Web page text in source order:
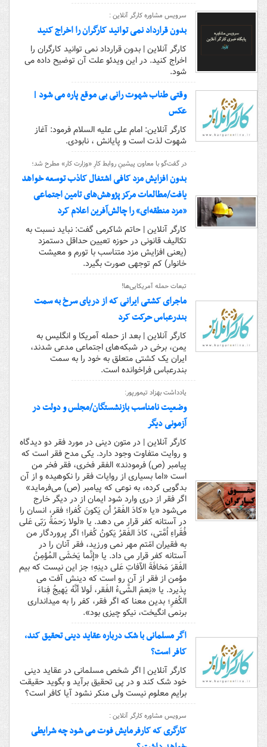
سرویس مشاوره کارگر آنلاین :
بدون قرارداد نمی توانید کارگران را اخراج کنید
کارگر آنلاین | بدون قرارداد نمی توانید کارگران را
اخراج کنید. در این ویدئو علت آن توضیح داده می
شود.
وقتی طناب شهوت رانی بی موقع پاره می شود |
عکس
کارگر آنلاین: امام علی علیه السلام فرمود: آغاز
شهوت لذت است و پایانش ، نابودی.
در گفت‌گو با معاون پیشینِ روابط کارِ «وزارت کار» مطرح شد؛
بدون افزایش مزد کافی اشتغال کاذب توسعه خواهد
یافت/مطالعات مرکز پژوهش‌های تامین اجتماعی
«مزد منطقه‌ای» را چالش‌آفرین اعلام کرد
کارگر آنلاین | حاتم شاکرمی گفت: نباید نسبت به
تکالیف قانونی در حوزه تعیین حداقل دستمزد
(یعنی افزایش مزد متناسب با تورم و معیشت
خانوار) کم توجهی صورت بگیرد.
تبعات حمله آمریکایی‌ها!
ماجرای کشتی ایرانی که از دریای سرخ به سمت
بندرعباس حرکت کرد
کارگر آنلاین | بعد از حمله آمریکا و انگلیس به
یمن، برخی در شبکه‌های اجتماعی مدعی شدند،
ایران یک کشتی متعلق به خود را به سمت
بندرعباس فراخوانده است.
یادداشت بهزاد تیمورپور:
وضعیت نامناسب بازنشستگان/مجلس و دولت در
آزمونی دیگر
کارگر آنلاین | در متون دینی در مورد فقر دو دیدگاه
و روایت متفاوت وجود دارد. یکی مدح فقر است که
پیامبر (ص) فرمودند» الفقر فخری، فقر فخر من
است «اما بسیاری از روایات فقر را نکوهیده و از آن
بدگویی کرده، به نوعی که پیامبر (ص) می‌فرماید»
اگر فقر از دری وارد شود ایمان از در دیگر خارج
می‌شود «یا «کادَ الفَقرُ أن یَکونَ کُفرا؛ فقر، انسان را
در آستانه کفر قرار مى دهد. یا «لَولا رَحمَةُ رَبّی عَلى
فُقَراءِ اُمَّتی، کادَ الفَقرُ یَکونُ کُفرا؛ اگر پروردگار من
به فقیران امّتم مهر نمى ورزید، فقر آنان را در
آستانه کفر قرار مى داد. یا «إنَّما یَخشَى المُؤمِنُ
الفَقرَ مَخافَةَ الآفاتِ عَلى دینِهِ؛ جز این نیست که بیم
مؤمن از فقر از آن رو است که دینش آفت مى
پذیرد. یا «نِعمَ الشَّیءُ الفَقر، لَولا أنَّهُ یَهیجُ فِناءَ
الکُفرِ؛ بدین معنا که اگر فقر، کفر را به میداندارى
برنمى انگیخت، نیکو چیزى بود».
اگر مسلمانى با شک درباره عقاید دینى تحقیق کند،
کافر است؟
کارگر آنلاین | اگر شخص مسلمانى در عقاید دینى
خود شک کند و در پى تحقیق برآید و بگوید حقیقت
برایم معلوم نیست ولى منکر نشود آیا کافر است؟
سرویس مشاوره کارگر آنلاین :
کارگری که کارفرمایش فوت می شود چه شرایطی